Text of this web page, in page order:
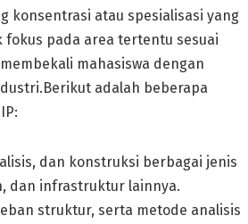
konsentrasi atau spesialisasi yang
pada area tertentu sesuai
mahasiswa dengan
adalah beberapa
dan konstruksi berbagai jenis
dan infrastruktur lainnya.
struktur, serta metode analisis